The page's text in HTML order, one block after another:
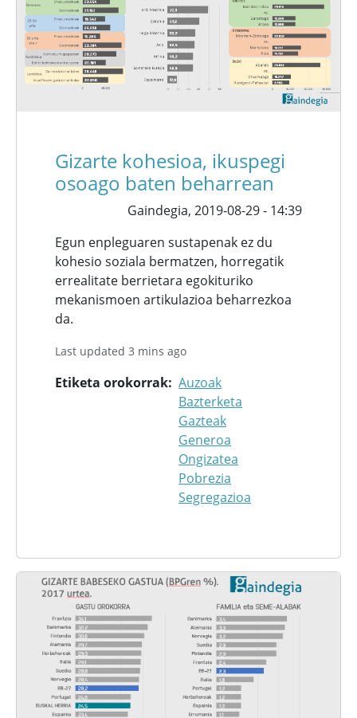
Gizarte kohesioa, ikuspegi
osoago baten beharrean
Gaindegia, 2019-08-29 - 14:39
Egun enpleguaren sustapenak ez du
kohesio soziala bermatzen, horregatik
errealitate berrietara egokituriko
mekanismoen artikulazioa beharrezkoa
da.
Last updated 3 mins ago
Etiketa orokorrak Auzoak
Bazterketa
Gazteak
Generoa
Ongizatea
Pobrezia
Segregazioa